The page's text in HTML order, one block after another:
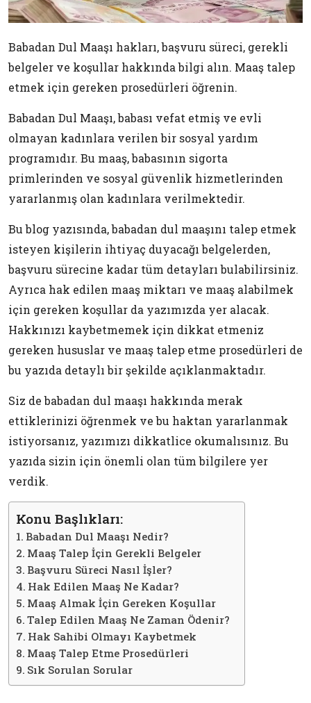
Babadan Dul Maaşı hakları, başvuru süreci, gerekli
belgeler ve koşullar hakkında bilgi alın. Maaş talep
etmek için gereken prosedürleri öğrenin.
Babadan Dul Maaşı, babası vefat etmiş ve evli
olmayan kadınlara verilen bir sosyal yardım
programıdır. Bu maaş, babasının sigorta
primlerinden ve sosyal güvenlik hizmetlerinden
yararlanmış olan kadınlara verilmektedir.
Bu blog yazısında, babadan dul maaşını talep etmek
isteyen kişilerin ihtiyaç duyacağı belgelerden,
başvuru sürecine kadar tüm detayları bulabilirsiniz.
Ayrıca hak edilen maaş miktarı ve maaş alabilmek
için gereken koşullar da yazımızda yer alacak.
Hakkınızı kaybetmemek için dikkat etmeniz
gereken hususlar ve maaş talep etme prosedürleri de
bu yazıda detaylı bir şekilde açıklanmaktadır.
Siz de babadan dul maaşı hakkında merak
ettiklerinizi öğrenmek ve bu haktan yararlanmak
istiyorsanız, yazımızı dikkatlice okumalısınız. Bu
yazıda sizin için önemli olan tüm bilgilere yer
verdik.
Konu Başlıkları:
Babadan Dul Maaşı Nedir?
Maaş Talep İçin Gerekli Belgeler
Başvuru Süreci Nasıl İşler?
Hak Edilen Maaş Ne Kadar?
Maaş Almak İçin Gereken Koşullar
Talep Edilen Maaş Ne Zaman Ödenir?
Hak Sahibi Olmayı Kaybetmek
Maaş Talep Etme Prosedürleri
Sık Sorulan Sorular